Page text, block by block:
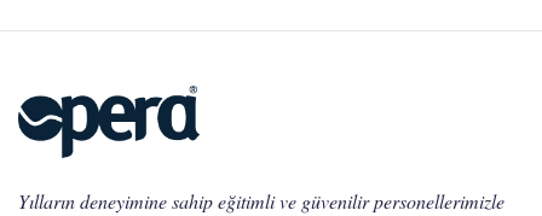
Yılların deneyimine sahip eğitimli ve güvenilir personellerimizle